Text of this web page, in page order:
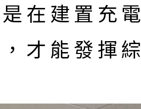
在建置充
才能發揮